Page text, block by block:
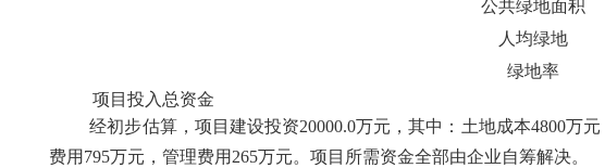
公共绿地面积
人均绿地
绿地率
项目投入总资金
经初步估算，项目建设投资20000.0万元，其中：土地成本4800万
费用795万元，管理费用265万元。项目所需资金全部由企业自筹解决。